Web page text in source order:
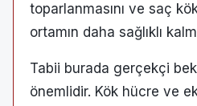
toparlanmasını ve saç
ortamın daha sağlıklı
Tabii burada gerçekçi
önemlidir. Kök hücre ve